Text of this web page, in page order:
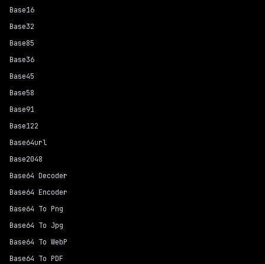
Base16
Base32
Base85
Base36
Base45
Base58
Base91
Base122
Base64url
Base2048
Base64 Decoder
Base64 Encoder
Base64 To Png
Base64 To Jpg
Base64 To WebP
Base64 To PDF